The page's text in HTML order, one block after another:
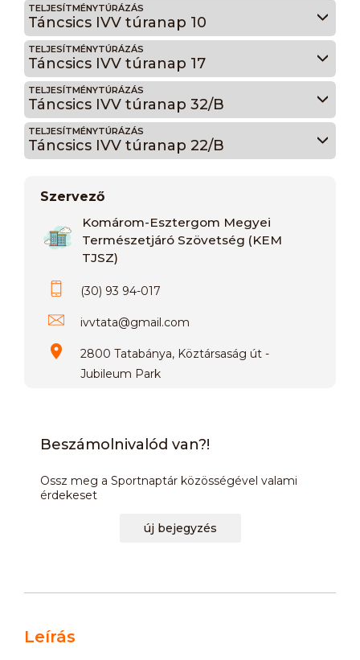
TELJESÍTMÉNYTÚRÁZÁS
Táncsics IVV túranap 10
TELJESÍTMÉNYTÚRÁZÁS
Táncsics IVV túranap 17
TELJESÍTMÉNYTÚRÁZÁS
Táncsics IVV túranap 32/B
TELJESÍTMÉNYTÚRÁZÁS
Táncsics IVV túranap 22/B
Szervező
Komárom-Esztergom Megyei
Természetjáró Szövetség (KEM
TJSZ)
(30) 93 94-017
ivvtata@gmail.com
2800 Tatabánya, Köztársaság út -
Jubileum Park
Beszámolnivalód van?!
Ossz meg a Sportnaptár közösségével valami
érdekeset
új bejegyzés
Leírás